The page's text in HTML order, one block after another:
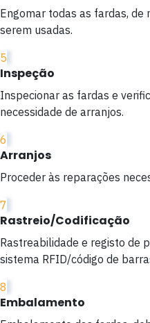
Engomar todas as fardas,
serem usadas.
5
Inspeção
Inspecionar as fardas e
necessidade de arranjos.
6
Arranjos
Proceder às reparações
7
Rastreio/Codificação
Rastreabilidade e registo de
sistema RFID/código de
8
Embalamento